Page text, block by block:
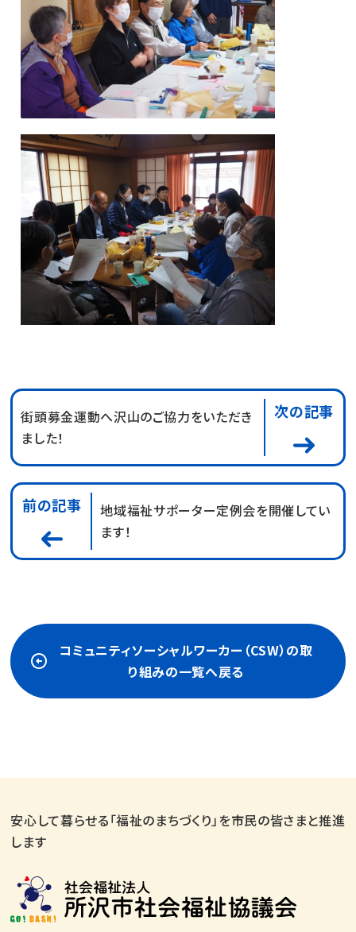
前の記事
地域福祉サポーター定例会を開催してい
ます！
街頭募金運動へ沢山のご協力をいただき
ました！
次の記事
コミュニティソーシャルワーカー（CSW）の取
り組みの一覧へ戻る
安心して暮らせる「福祉のまちづくり」を市民の皆さまと推進
します